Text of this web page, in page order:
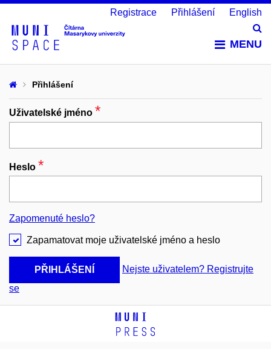
MENU
Registrace Přihlášení English
Přihlášení
Uživatelské jméno *
Heslo *
Zapomenuté heslo?
Zapamatovat moje uživatelské jméno a heslo
PŘIHLÁŠENÍ
Nejste uživatelem? Registrujte
se